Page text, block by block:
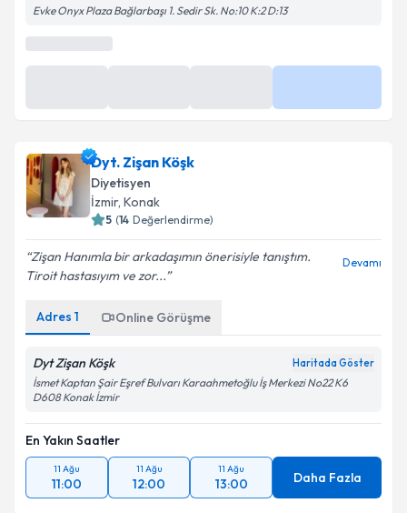
Evke Onyx Plaza Bağlarbaşı 1. Sedir Sk. No:10 K:2 D:13
En Yakın Saatler
Dyt. Zişan Köşk
Diyetisyen
İzmir, Konak
( Değerlendirme)
Zişan Hanımla bir arkadaşımın önerisiyle tanıştım.
Tiroit hastasıyım ve zor...
Adres 1 Online Görüşme
Dyt Zişan Köşk
İsmet Kaptan Şair Eşref Bulvarı Karaahmetoğlu İş Merkezi No22 K6
En Yakın Saatler
11 Ağu
11:00
11 Ağu
12:00
11 Ağu
13:00 Daha Fazla